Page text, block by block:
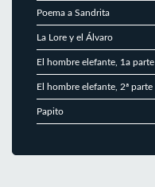
Poema a Sandrita
La Lore y el Álvaro
El hombre elefante, 1a parte
El hombre elefante, 2ª parte
Papito